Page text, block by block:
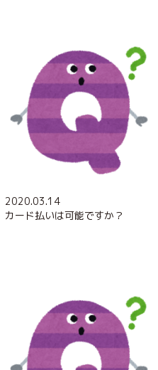
2020.03.14
カード払いは可能ですか？